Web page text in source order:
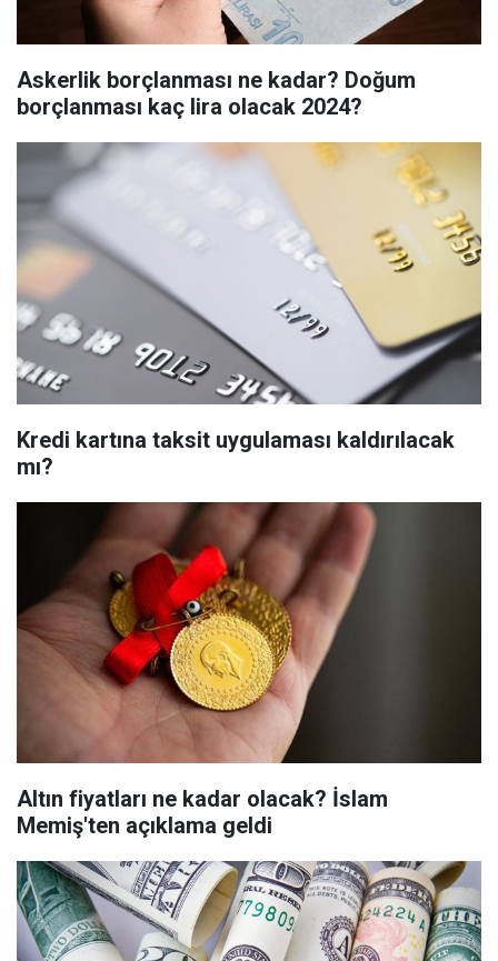
Askerlik borçlanması ne kadar? Doğum
borçlanması kaç lira olacak 2024?
Kredi kartına taksit uygulaması kaldırılacak
mı?
Altın fiyatları ne kadar olacak? İslam
Memiş'ten açıklama geldi